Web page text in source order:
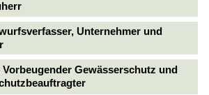
Unternehmer und
Gewässerschutz und